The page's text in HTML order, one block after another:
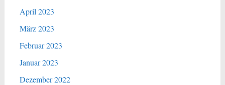
April 2023
März 2023
Februar 2023
Januar 2023
Dezember 2022